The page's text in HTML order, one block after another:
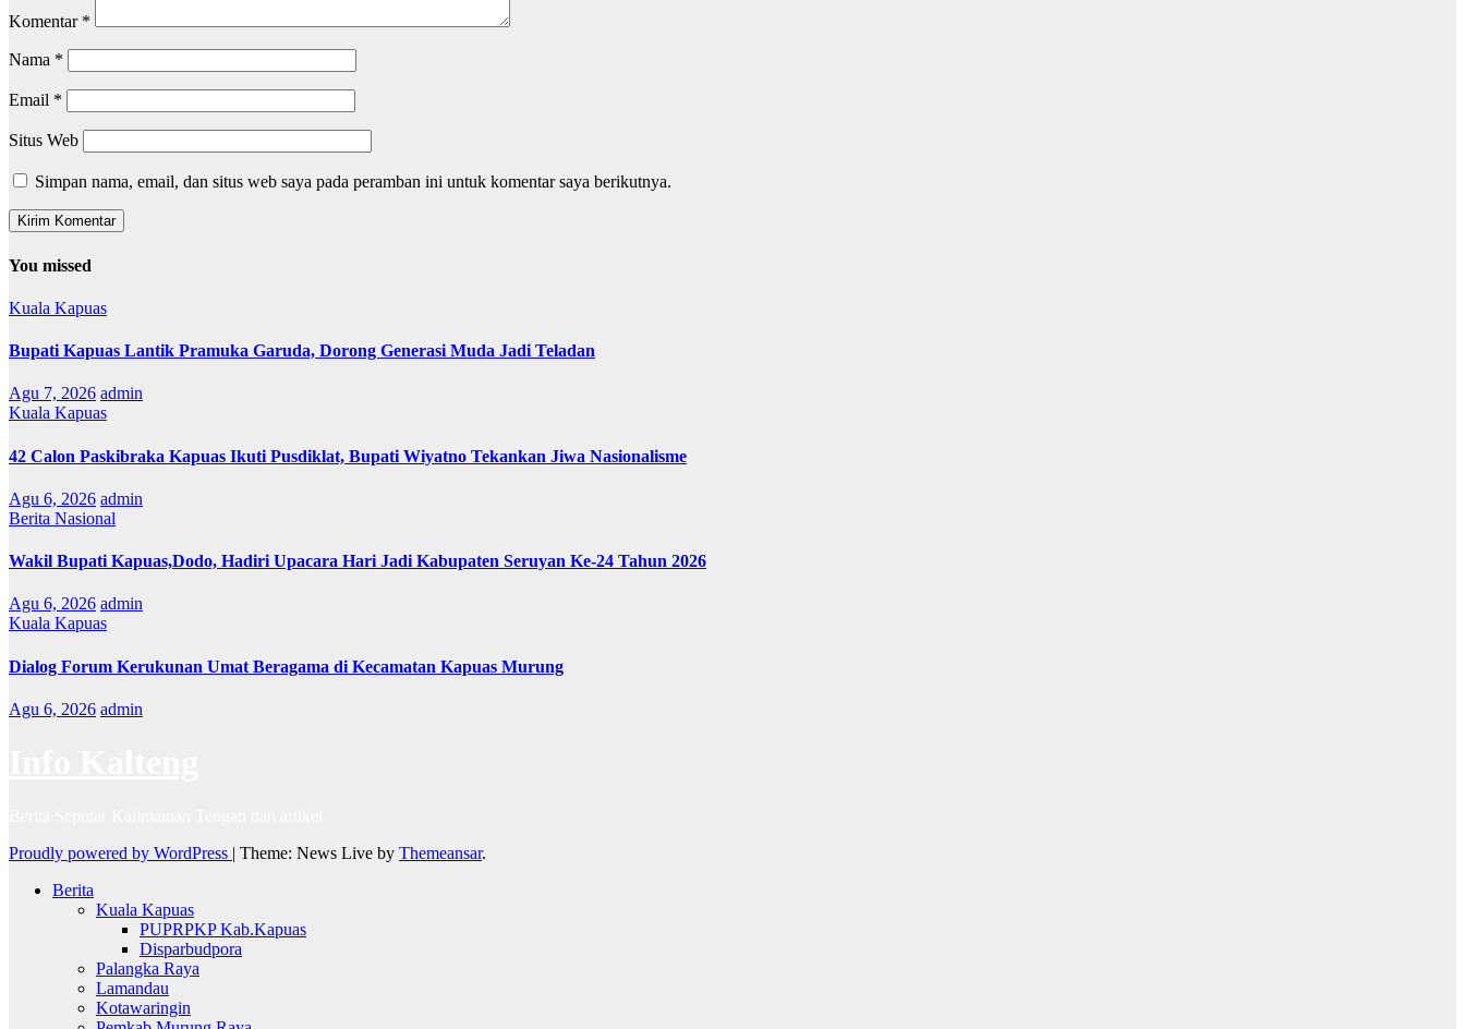
Komentar *
Nama *
Email *
Situs Web
Simpan nama, email, dan situs web saya pada peramban ini untuk komentar saya berikutnya.
You missed
Kuala Kapuas
Bupati Kapuas Lantik Pramuka Garuda, Dorong Generasi Muda Jadi Teladan
Agu 7, 2026 admin
Kuala Kapuas
42 Calon Paskibraka Kapuas Ikuti Pusdiklat, Bupati Wiyatno Tekankan Jiwa Nasionalisme
Agu 6, 2026 admin
Berita Nasional
Wakil Bupati Kapuas,Dodo, Hadiri Upacara Hari Jadi Kabupaten Seruyan Ke-24 Tahun 2026
Agu 6, 2026 admin
Kuala Kapuas
Dialog Forum Kerukunan Umat Beragama di Kecamatan Kapuas Murung
Agu 6, 2026 admin
Proudly powered by WordPress | Theme: News Live by Themeansar.
Berita
Kuala Kapuas
PUPRPKP Kab.Kapuas
Disparbudpora
Palangka Raya
Lamandau
Kotawaringin